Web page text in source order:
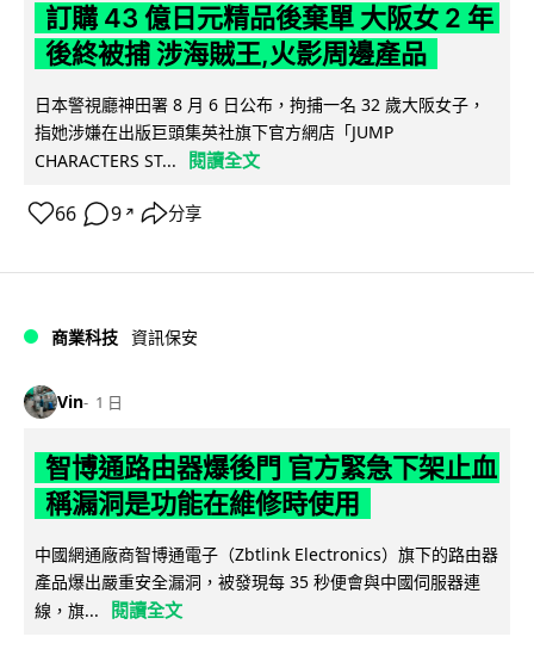
訂購 43 億日元精品後棄單 大阪女 2 年
後終被捕 涉海賊王,火影周邊產品
日本警視廳神田署 8 月 6 日公布，拘捕一名 32 歲大阪女子，
指她涉嫌在出版巨頭集英社旗下官方網店「JUMP
CHARACTERS ST...
閱讀全文
66 9 ↗ 分享
商業科技 資訊保安
Vin 1 日
智博通路由器爆後門 官方緊急下架止血
稱漏洞是功能在維修時使用
中國網通廠商智博通電子（Zbtlink Electronics）旗下的路由器
產品爆出嚴重安全漏洞，被發現每 35 秒便會與中國伺服器連
線，旗...
閱讀全文